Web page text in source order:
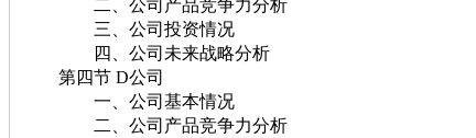
二、公司产品竞争力分析
三、公司投资情况
四、公司未来战略分析
第四节 D公司
一、公司基本情况
二、公司产品竞争力分析